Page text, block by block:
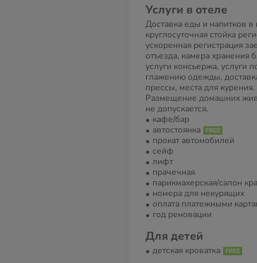
Услуги в отеле
Доставка еды и напитков в
круглосуточная стойка
ускоренная регистрация
отъезда, камера хранения
услуги консьержа, услуги
глажению одежды,
прессы, места для курения.
Размещение домашних
не допускается.
кафе/бар
автостоянка
прокат автомобилей
сейф
лифт
прачечная
парикмахерская/салон
номера для некурящих
оплата платежными
год реновации
Для детей
детская кроватка